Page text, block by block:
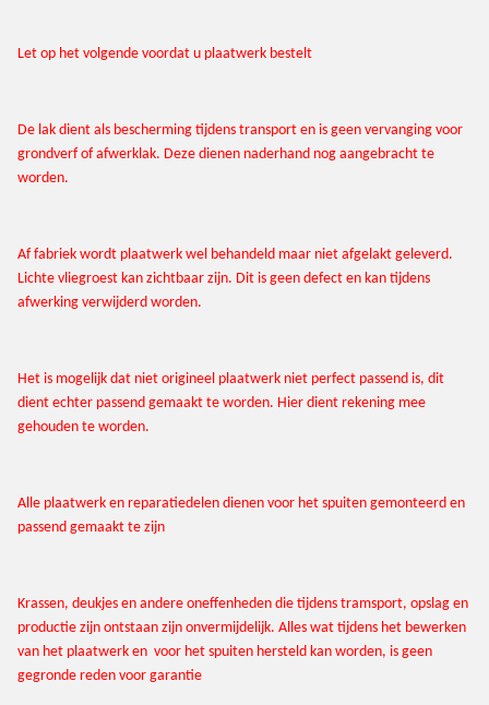
Let op het volgende voordat u plaatwerk bestelt
De lak dient als bescherming tijdens transport en is geen vervanging voor
grondverf of afwerklak. Deze dienen naderhand nog aangebracht te
worden.
Af fabriek wordt plaatwerk wel behandeld maar niet afgelakt geleverd.
Lichte vliegroest kan zichtbaar zijn. Dit is geen defect en kan tijdens
afwerking verwijderd worden.
Het is mogelijk dat niet origineel plaatwerk niet perfect passend is, dit
dient echter passend gemaakt te worden. Hier dient rekening mee
gehouden te worden.
Alle plaatwerk en reparatiedelen dienen voor het spuiten gemonteerd en
passend gemaakt te zijn
Krassen, deukjes en andere oneffenheden die tijdens tramsport, opslag en
productie zijn ontstaan zijn onvermijdelijk. Alles wat tijdens het bewerken
van het plaatwerk en voor het spuiten hersteld kan worden, is geen
gegronde reden voor garantie